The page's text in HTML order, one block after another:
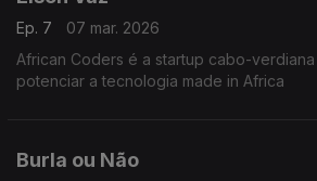
Ep. 7
07 mar. 2026
African Coders é a startup cabo-
potenciar a tecnologia made in Africa
Burla ou Não